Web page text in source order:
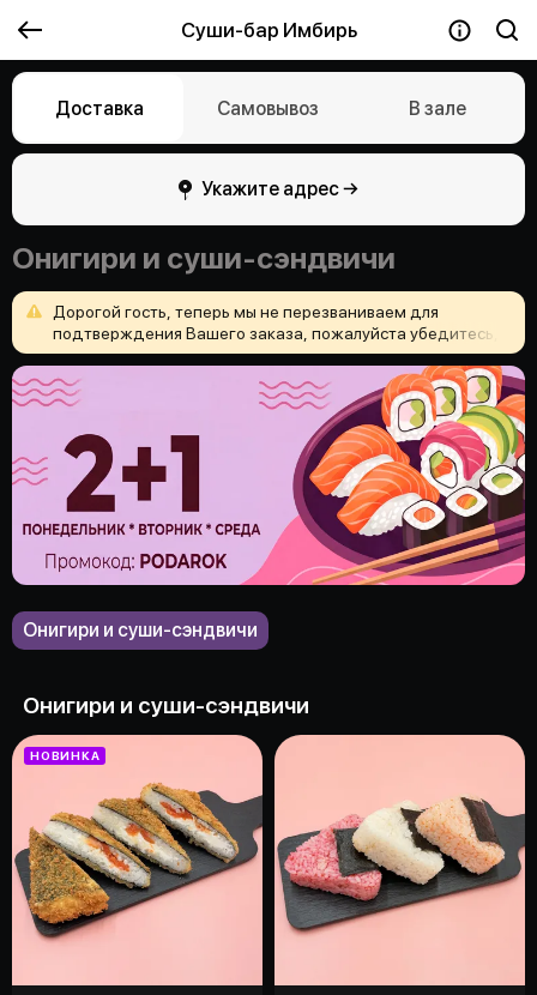
Суши-бар Имбирь
Доставка Самовывоз В зале
Укажите адрес →
Онигири и суши-сэндвичи
Дорогой гость, теперь мы не перезваниваем для
подтверждения Вашего заказа, пожалуйста убедитесь,
чтоВыверноуказалиадресдоставкииничегонезабыли
положить
ихорошего
настроения!
Онигири и суши-сэндвичи
Онигири и суши-сэндвичи
НОВИНКА